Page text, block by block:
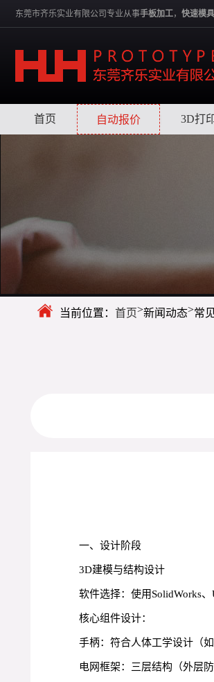
东莞市齐乐实业有限公司专业从事手板加工， 快速模具
首页 自动报价 3D打
当前位置： 首页>新闻动态>常
一、设计阶段
3D建模与结构设计
软件选择：使用SolidWorks
核心组件设计：
手柄：符合人体工学设计（
电网框架：三层结构（外层